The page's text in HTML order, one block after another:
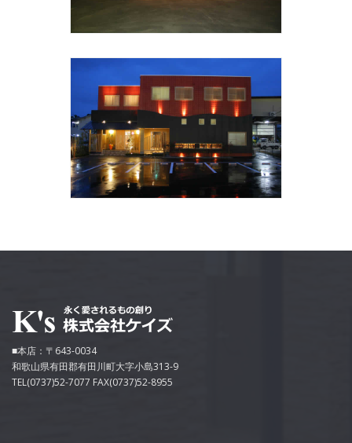
■本店：〒643-0034
和歌山県有田郡有田川町大字小島313-9
TEL(0737)52-7077 FAX(0737)52-8955